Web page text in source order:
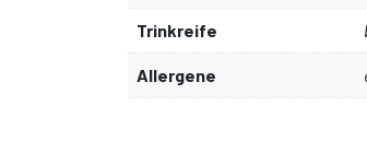
Trinkreife
Allergene